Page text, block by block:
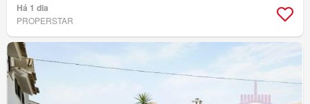
Há 1 dia
PROPERSTAR